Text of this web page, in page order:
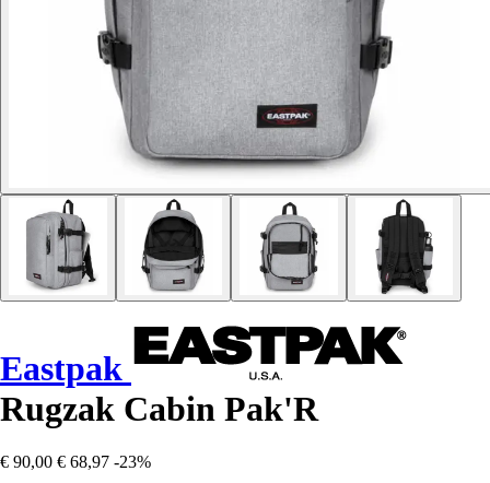
Eastpak
Rugzak Cabin Pak'R
€ 90,00 € 68,97 -23%